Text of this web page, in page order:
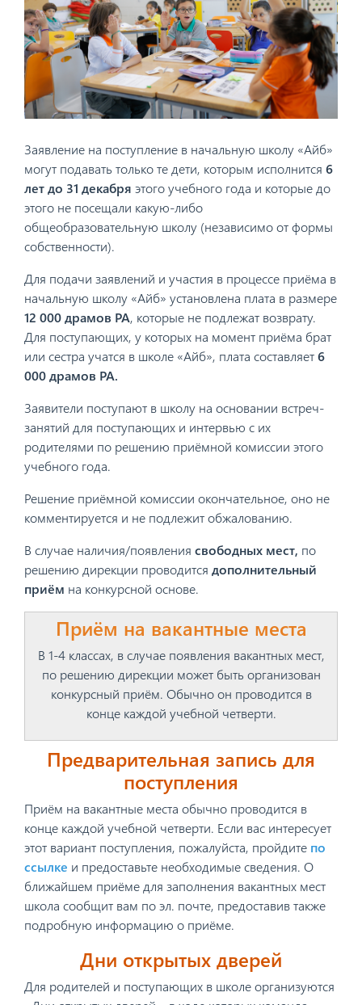
Заявление на поступление в начальную школу «Айб»
могут подавать только те дети, которым исполнится 6
лет до 31 декабря этого учебного года и которые до
этого не посещали какую-либо
общеобразовательную школу (независимо от формы
собственности).
Для подачи заявлений и участия в процессе приёма в
начальную школу «Айб» установлена плата в размере
12 000 драмов РА, которые не подлежат возврату.
Для поступающих, у которых на момент приёма брат
или сестра учатся в школе «Айб», плата составляет6
000 драмов РА.
Заявители поступают в школу на основании встреч-
занятий для поступающих и интервью с их
родителями по решению приёмной комиссии этого
учебного года.
Решение приёмной комиссии окончательное, оно не
комментируется и не подлежит обжалованию.
В случае наличия/появления свободных мест, по
решению дирекции проводится дополнительный
приём на конкурсной основе.
Приём на вакантные места
В 1-4 классах, в случае появления вакантных мест,
по решению дирекции может быть организован
конкурсный приём. Обычно он проводится в
конце каждой учебной четверти.
Предварительная запись для
поступления
Приём на вакантные места обычно проводится в
конце каждой учебной четверти. Если вас интересует
этот вариант поступления, пожалуйста, пройдите по
ссылке и предоставьте необходимые сведения. О
ближайшем приёме для заполнения вакантных мест
школа сообщит вам по эл. почте, предоставив также
подробную информацию о приёме.
Дни открытых дверей
Для родителей и поступающих в школе организуются